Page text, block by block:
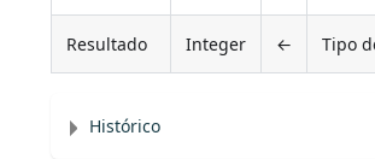
Resultado Integer ← Tipo
Histórico